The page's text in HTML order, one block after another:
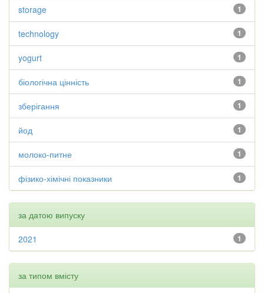
1
storage
1
technology
1
yogurt
1
біологічна цінність
1
зберігання
1
йод
1
молоко-питне
1
фізико-хімічні показники
за датою випуску
1
2021
за типом вмісту